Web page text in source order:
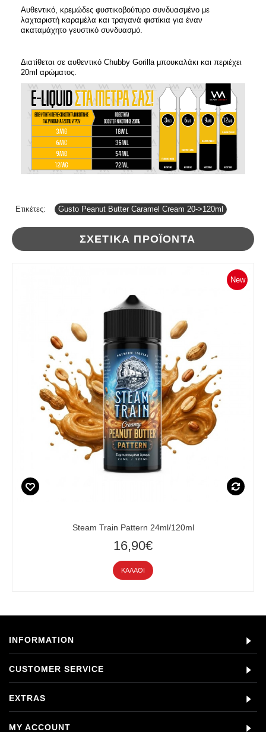
Αυθεντικό, κρεμώδες φυστικοβούτυρο συνδυασμένο με
λαχταριστή καραμέλα και τραγανά φιστίκια για έναν
ακαταμάχητο γευστικό συνδυασμό.
Διατίθεται σε αυθεντικό Chubby Gorilla μπουκαλάκι και περιέχει
20ml αρώματος.
Ετικέτες: Gusto Peanut Butter Caramel Cream 20->120ml
ΣΧΕΤΙΚΆ ΠΡΟΪΌΝΤΑ
New
Steam Train Pattern 24ml/120ml
16,90€
ΚΑΛΆΘΙ
INFORMATION
CUSTOMER SERVICE
EXTRAS
MY ACCOUNT